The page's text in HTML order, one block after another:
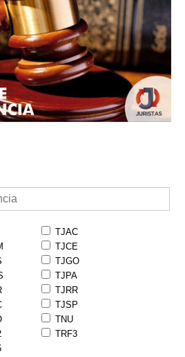
TJAC
TJCE
TJGO
TJPA
TJRR
TJSP
TNU
TRF3